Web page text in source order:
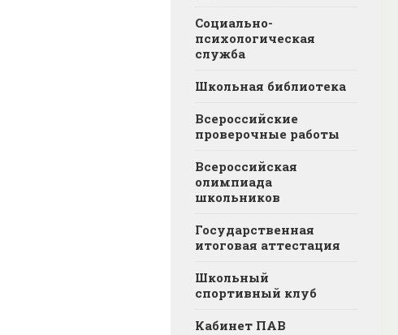
Социально-
психологическая
служба
Школьная библиотека
Всероссийские
проверочные работы
Всероссийская
олимпиада
школьников
Государственная
итоговая аттестация
Школьный
спортивный клуб
Кабинет ПАВ